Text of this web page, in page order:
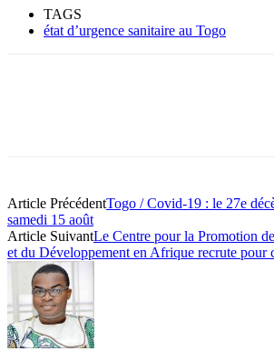
TAGS
état d’urgence sanitaire au Togo
Article PrécédentTogo / Covid-19 : le 27e
samedi 15 août
Article SuivantLe Centre pour la Promotion
et du Développement en Afrique recrute pour